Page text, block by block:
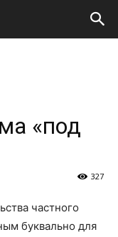
«под
327
частного
буквально для